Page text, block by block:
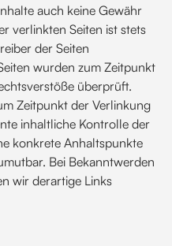
auch keine Gewähr
verlinkten Seiten ist stets
der Seiten
wurden zum Zeitpunkt
überprüft.
Zeitpunkt der Verlinkung
inhaltliche Kontrolle der
konkrete Anhaltspunkte
Bei Bekanntwerden
wir derartige Links